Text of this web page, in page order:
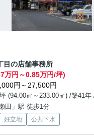
目の店舗事務所
万円～0.85万円/坪)
円～27,500円
(94.00㎡～233.00㎡) /築41年
田」駅 徒歩1分
好立地 公共下水